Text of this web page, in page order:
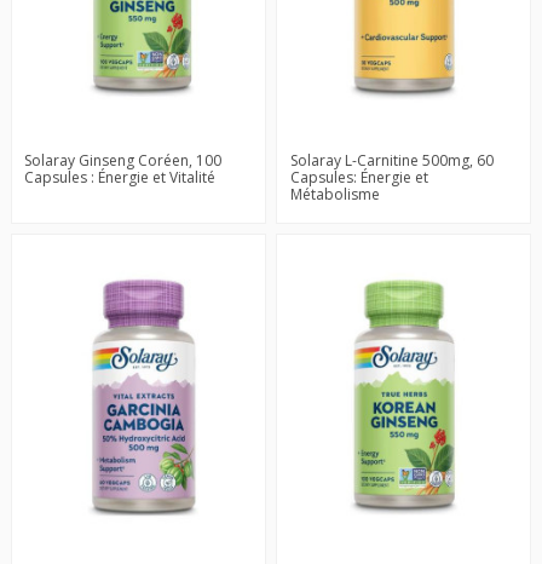
Solaray Ginseng Coréen, 100
Capsules : Énergie et Vitalité
Solaray L-Carnitine 500mg, 60
Capsules: Énergie et
Métabolisme